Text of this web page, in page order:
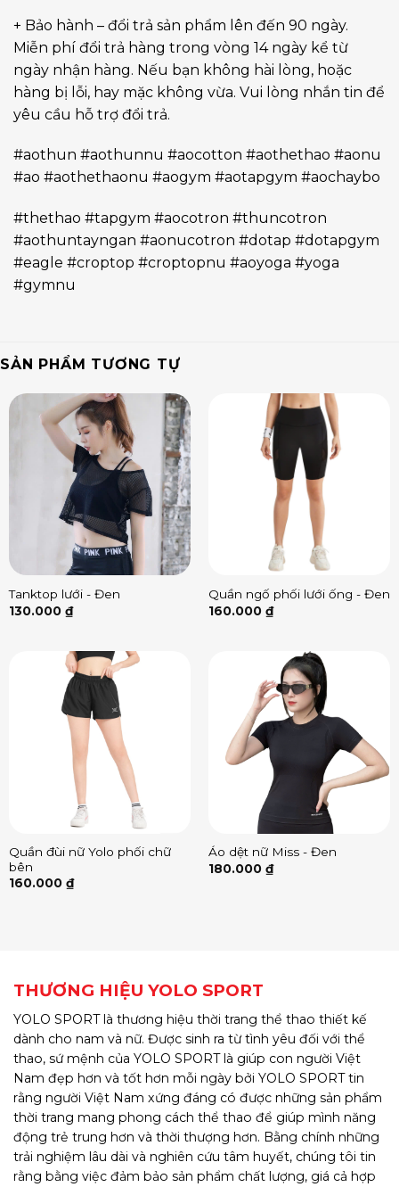
+ Bảo hành – đổi trả sản phẩm lên đến 90 ngày.
Miễn phí đổi trả hàng trong vòng 14 ngày kể từ
ngày nhận hàng. Nếu bạn không hài lòng, hoặc
hàng bị lỗi, hay mặc không vừa. Vui lòng nhắn tin để
yêu cầu hỗ trợ đổi trả.
#aothun #aothunnu #aocotton #aothethao #aonu
#ao #aothethaonu #aogym #aotapgym #aochaybo
#thethao #tapgym #aocotron #thuncotron
#aothuntayngan #aonucotron #dotap #dotapgym
#eagle #croptop #croptopnu #aoyoga #yoga
#gymnu
SẢN PHẨM TƯƠNG TỰ
Tanktop lưới - Đen
130.000 ₫
Quần ngố phối lưới ống - Đen
160.000 ₫
Quần đùi nữ Yolo phối chữ
bên
160.000 ₫
Áo dệt nữ Miss - Đen
180.000 ₫
THƯƠNG HIỆU YOLO SPORT
YOLO SPORT là thương hiệu thời trang thể thao thiết kế
dành cho nam và nữ. Được sinh ra từ tình yêu đối với thể
thao, sứ mệnh của YOLO SPORT là giúp con người Việt
Nam đẹp hơn và tốt hơn mỗi ngày bởi YOLO SPORT tin
rằng người Việt Nam xứng đáng có được những sản phẩm
thời trang mang phong cách thể thao để giúp mình năng
động trẻ trung hơn và thời thượng hơn. Bằng chính những
trải nghiệm lâu dài và nghiên cứu tâm huyết, chúng tôi tin
rằng bằng việc đảm bảo sản phẩm chất lượng, giá cả hợp